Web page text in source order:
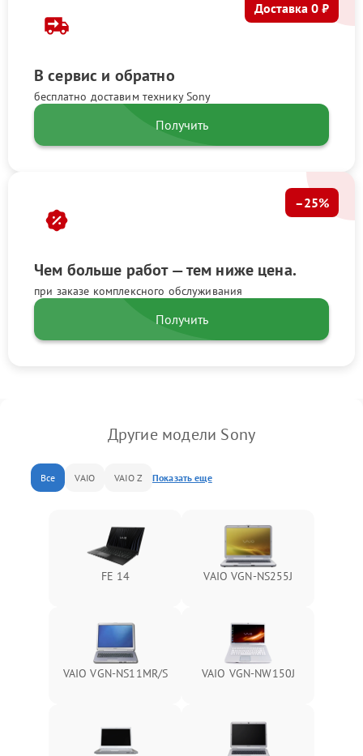
В сервис и обратно
бесплатно доставим технику Sony
Доставка 0 ₽
Получить
Чем больше работ — тем ниже цена.
при заказе комплексного обслуживания
–25%
Получить
Другие модели Sony
Все VAIO VAIO Z Показать еще
FE 14 VAIO VGN-NS255J
VAIO VGN-NS11MR/S VAIO VGN-NW150J